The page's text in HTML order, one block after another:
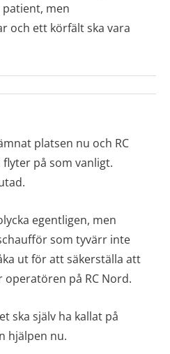
men
och ett körfält ska vara
platsen nu och RC
på som vanligt.
egentligen, men
som tyvärr inte
ut för att säkerställa att
på RC Nord.
ska själv ha kallat på
hjälpen nu.